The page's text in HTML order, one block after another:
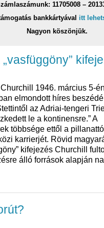
11705008 –
bankkártyával itt
Nagyon köszönjük.
1946. március 5-
elmondott híres
az Adriai-tengeri
le a kontinensre.” A
többsége ettől a
karrierjét. Rövid
kifejezés Churchill
álló források alapján